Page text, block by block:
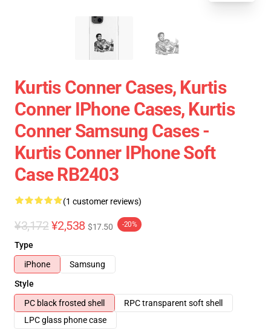
Kurtis Conner Cases, Kurtis
Conner IPhone Cases, Kurtis
Conner Samsung Cases -
Kurtis Conner IPhone Soft
Case RB2403
(1 customer reviews)
¥3,172 ¥2,538 $17.50 -20%
Type
iPhone
Samsung
Style
PC black frosted shell
RPC transparent soft shell
LPC glass phone case